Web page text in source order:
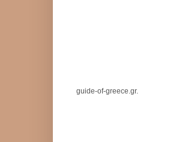
guide-of-greece.gr.